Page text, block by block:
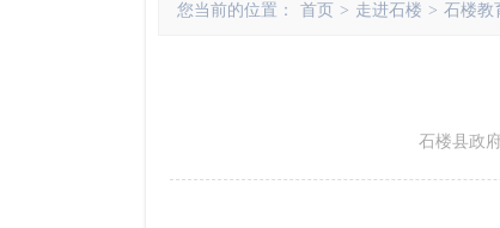
您当前的位置： 首页 > 走进石楼 > 石楼教
石楼县政